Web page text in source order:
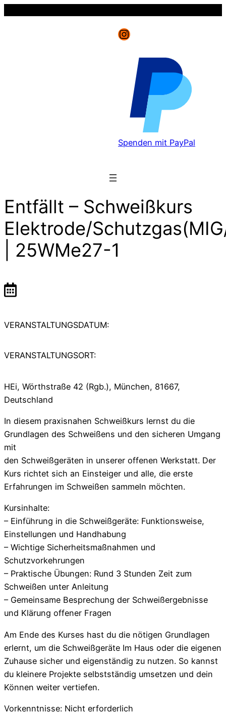
Instagram
Spenden mit PayPal
Entfällt – Schweißkurs
Elektrode/
| 25WMe27-1
VERANSTALTUNGSDATUM:
VERANSTALTUNGSORT:
HEi, Wörthstraße 42 (Rgb.), München, 81667,
Deutschland
In diesem praxisnahen Schweißkurs lernst du die
Grundlagen des Schweißens und den sicheren Umgang
mit
den Schweißgeräten in unserer offenen Werkstatt. Der
Kurs richtet sich an Einsteiger und alle, die erste
Erfahrungen im Schweißen sammeln möchten.
Kursinhalte:
– Einführung in die Schweißgeräte: Funktionsweise,
Einstellungen und Handhabung
– Wichtige Sicherheitsmaßnahmen und
Schutzvorkehrungen
– Praktische Übungen: Rund 3 Stunden Zeit zum
Schweißen unter Anleitung
– Gemeinsame Besprechung der Schweißergebnisse
und Klärung offener Fragen
Am Ende des Kurses hast du die nötigen Grundlagen
erlernt, um die Schweißgeräte Im Haus oder die eigenen
Zuhause sicher und eigenständig zu nutzen. So kannst
du kleinere Projekte selbstständig umsetzen und dein
Können weiter vertiefen.
Vorkenntnisse: Nicht erforderlich